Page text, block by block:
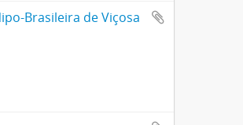
Brasileira de Viçosa